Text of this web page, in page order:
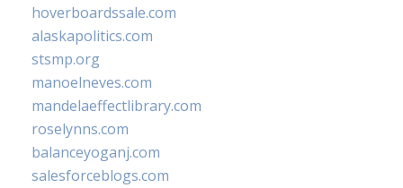
hoverboardssale.com
alaskapolitics.com
stsmp.org
manoelneves.com
mandelaeffectlibrary.com
roselynns.com
balanceyoganj.com
salesforceblogs.com